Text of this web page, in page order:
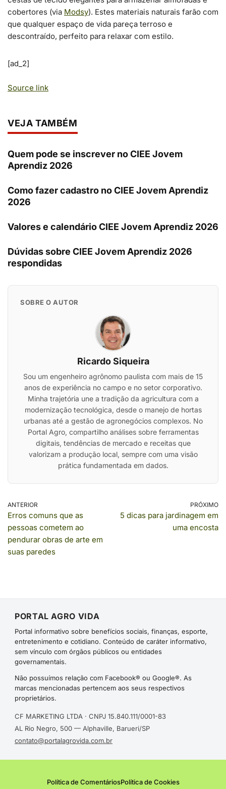
cobertores (via Modsy). Estes materiais naturais farão com
que qualquer espaço de vida pareça terroso e
descontraído, perfeito para relaxar com estilo.
[ad_2]
Source link
VEJA TAMBÉM
Quem pode se inscrever no CIEE Jovem
Aprendiz 2026
Como fazer cadastro no CIEE Jovem Aprendiz
2026
Valores e calendário CIEE Jovem Aprendiz 2026
Dúvidas sobre CIEE Jovem Aprendiz 2026
respondidas
SOBRE O AUTOR
Ricardo Siqueira
Sou um engenheiro agrônomo paulista com mais de 15
anos de experiência no campo e no setor corporativo.
Minha trajetória une a tradição da agricultura com a
modernização tecnológica, desde o manejo de hortas
urbanas até a gestão de agronegócios complexos. No
Portal Agro, compartilho análises sobre ferramentas
digitais, tendências de mercado e receitas que
valorizam a produção local, sempre com uma visão
prática fundamentada em dados.
ANTERIOR
Erros comuns que as
pessoas cometem ao
pendurar obras de arte em
suas paredes
PRÓXIMO
5 dicas para jardinagem em
uma encosta
PORTAL AGRO VIDA
Portal informativo sobre benefícios sociais, finanças, esporte,
entretenimento e cotidiano. Conteúdo de caráter informativo,
sem vínculo com órgãos públicos ou entidades
governamentais.
Não possuímos relação com Facebook® ou Google®. As
marcas mencionadas pertencem aos seus respectivos
proprietários.
CF MARKETING LTDA · CNPJ 15.840.111/0001-83
AL Rio Negro, 500 — Alphaville, Barueri/SP
contato@portalagrovida.com.br
Política de ComentáriosPolítica de Cookies